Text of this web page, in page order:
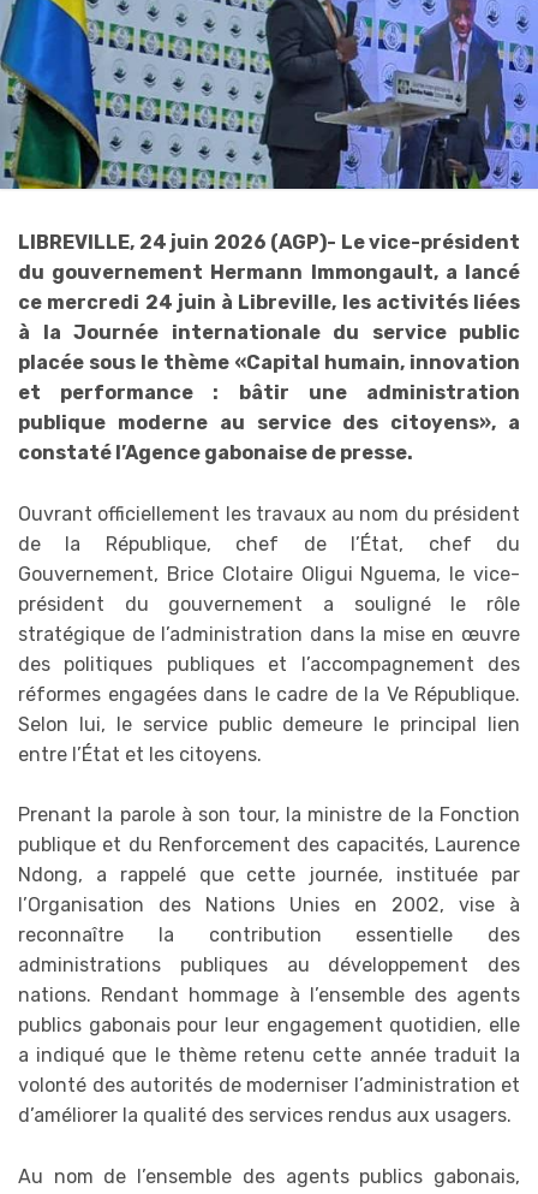
LIBREVILLE, 24 juin 2026 (AGP)- Le vice-président
du gouvernement Hermann Immongault, a lancé
ce mercredi 24 juin à Libreville, les activités liées
à la Journée internationale du service public
placée sous le thème «Capital humain, innovation
et performance : bâtir une administration
publique moderne au service des citoyens», a
constaté l’Agence gabonaise de presse.
Ouvrant officiellement les travaux au nom du président
de la République, chef de l’État, chef du
Gouvernement, Brice Clotaire Oligui Nguema, le vice-
président du gouvernement a souligné le rôle
stratégique de l’administration dans la mise en œuvre
des politiques publiques et l’accompagnement des
réformes engagées dans le cadre de la Ve République.
Selon lui, le service public demeure le principal lien
entre l’État et les citoyens.
Prenant la parole à son tour, la ministre de la Fonction
publique et du Renforcement des capacités, Laurence
Ndong, a rappelé que cette journée, instituée par
l’Organisation des Nations Unies en 2002, vise à
reconnaître la contribution essentielle des
administrations publiques au développement des
nations. Rendant hommage à l’ensemble des agents
publics gabonais pour leur engagement quotidien, elle
a indiqué que le thème retenu cette année traduit la
volonté des autorités de moderniser l’administration et
d’améliorer la qualité des services rendus aux usagers.
Au nom de l’ensemble des agents publics gabonais,